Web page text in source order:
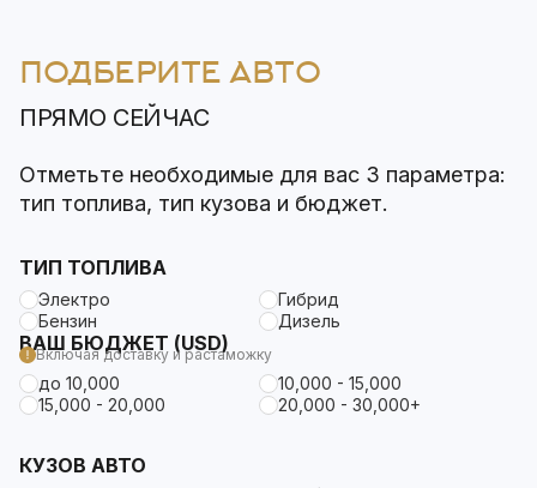
ПОДБЕРИТЕ АВТО
ПРЯМО СЕЙЧАС
Отметьте необходимые для вас 3 параметра:
тип топлива, тип кузова и бюджет.
ТИП ТОПЛИВА
Электро
Гибрид
Бензин
Дизель
ВАШ БЮДЖЕТ (USD)
Включая доставку и растаможку
до 10,000
10,000 - 15,000
15,000 - 20,000
20,000 - 30,000+
КУЗОВ АВТО